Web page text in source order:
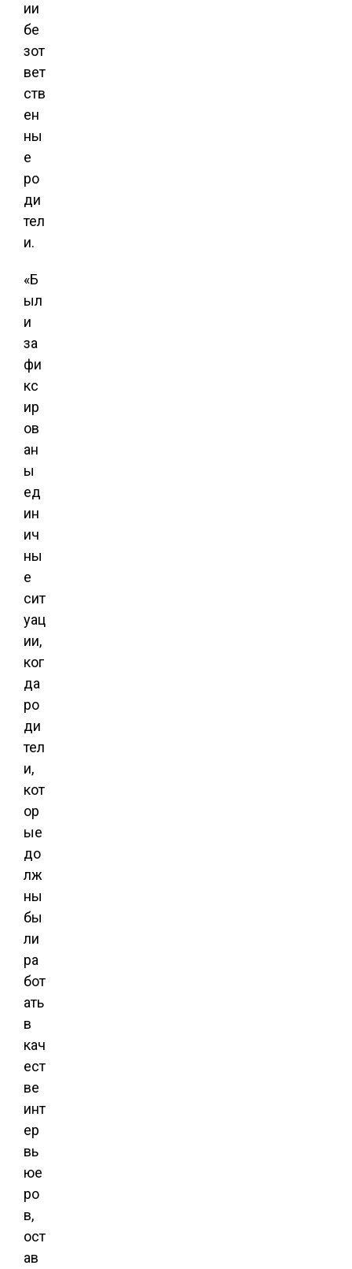
ии
бе
зот
вет
ств
ен
ны
е
ро
ди
тел
и.
«Б
ыл
и
за
фи
кс
ир
ов
ан
ы
ед
ин
ич
ны
е
сит
уац
ии,
ког
да
ро
ди
тел
и,
кот
ор
ые
до
лж
ны
бы
ли
ра
бот
ать
в
кач
ест
ве
инт
ер
вь
юе
ро
в,
ост
ав